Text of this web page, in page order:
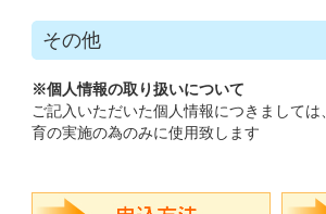
その他
※個人情報の取り扱いについて
ご記入いただいた個人情報につきまして
育の実施の為のみに使用致します